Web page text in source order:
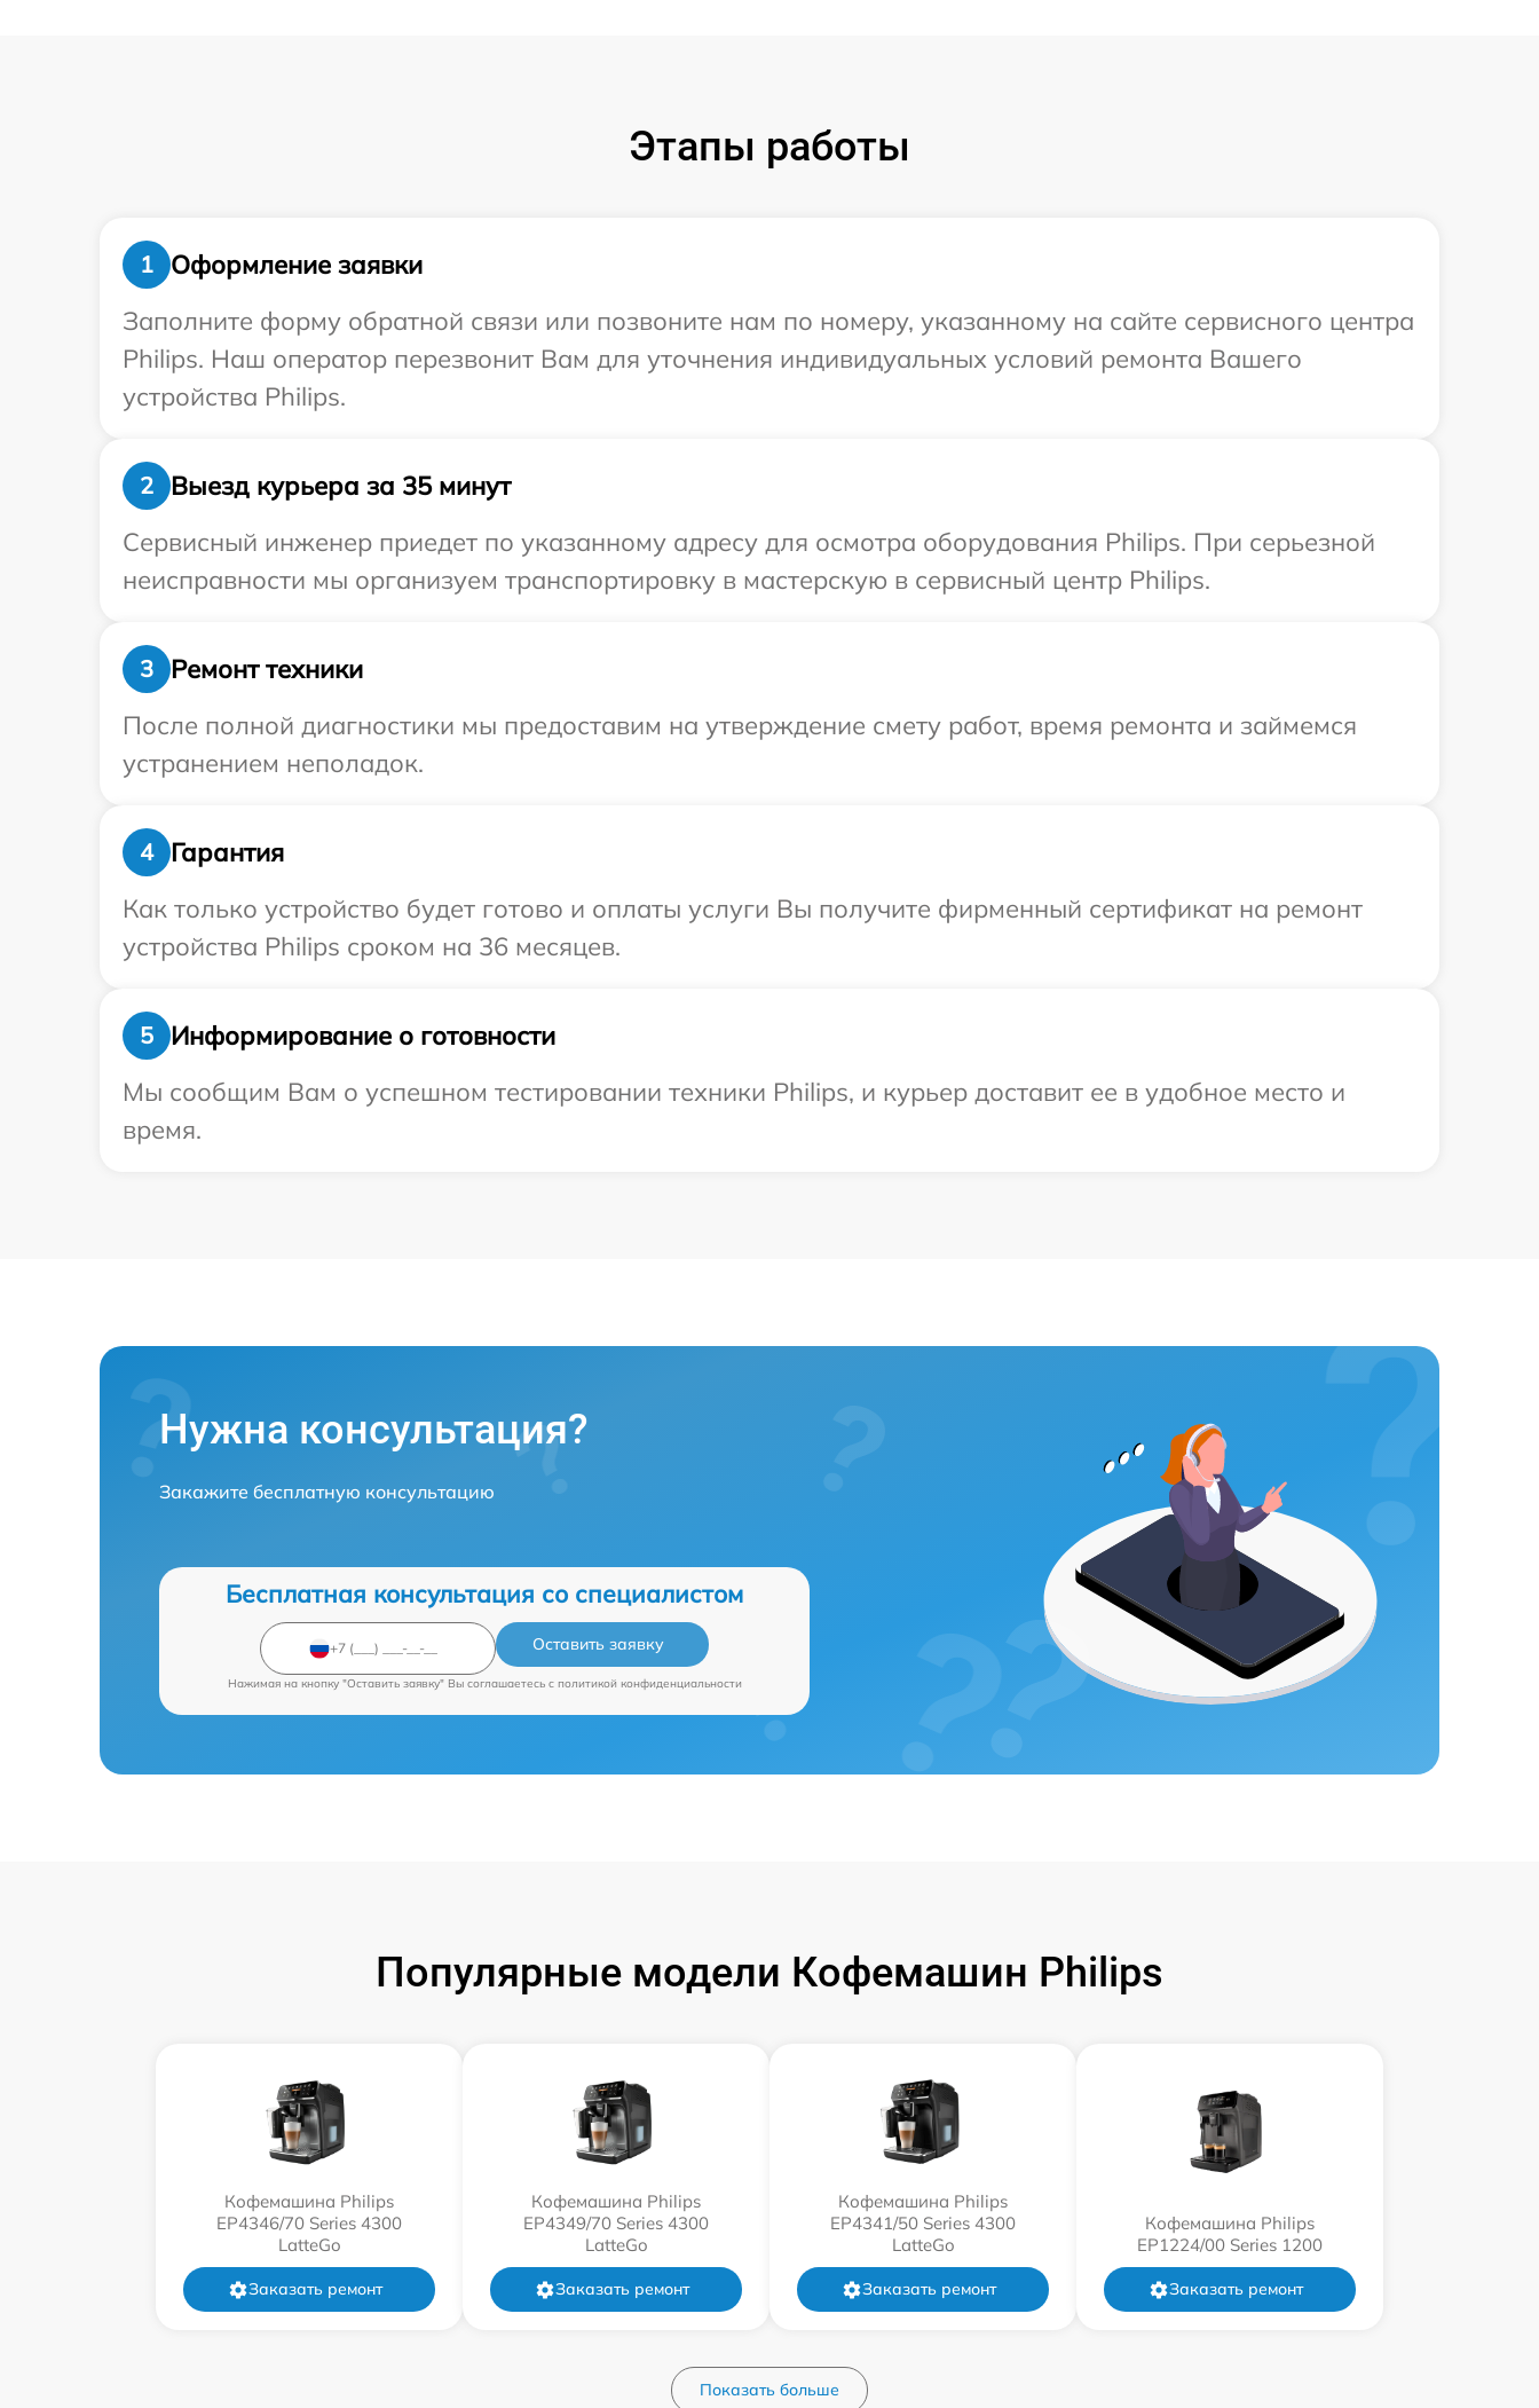
Этапы работы
1
Оформление заявки
Заполните форму обратной связи или позвоните нам по номеру, указанному на сайте сервисного центра
Philips. Наш оператор перезвонит Вам для уточнения индивидуальных условий ремонта Вашего
устройства Philips.
2
Выезд курьера за 35 минут
Сервисный инженер приедет по указанному адресу для осмотра оборудования Philips. При серьезной
неисправности мы организуем транспортировку в мастерскую в сервисный центр Philips.
3
Ремонт техники
После полной диагностики мы предоставим на утверждение смету работ, время ремонта и займемся
устранением неполадок.
4
Гарантия
Как только устройство будет готово и оплаты услуги Вы получите фирменный сертификат на ремонт
устройства Philips сроком на 36 месяцев.
5
Информирование о готовности
Мы сообщим Вам о успешном тестировании техники Philips, и курьер доставит ее в удобное место и
время.
Нужна консультация?
Закажите бесплатную консультацию
Бесплатная консультация со специалистом
Оставить заявку
Нажимая на кнопку "Оставить заявку" Вы соглашаетесь c политикой конфиденциальности
Популярные модели Кофемашин Philips
Кофемашина Philips
EP4346/70 Series 4300
LatteGo
Заказать ремонт
Кофемашина Philips
EP4349/70 Series 4300
LatteGo
Заказать ремонт
Кофемашина Philips
EP4341/50 Series 4300
LatteGo
Заказать ремонт
Кофемашина Philips
EP1224/00 Series 1200
Заказать ремонт
Показать больше